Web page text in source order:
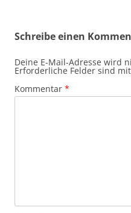
Schreibe einen
Deine E-Mail-Adresse wird
Erforderliche Felder sind mit
Kommentar *